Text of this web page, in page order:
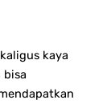
kaya
bisa